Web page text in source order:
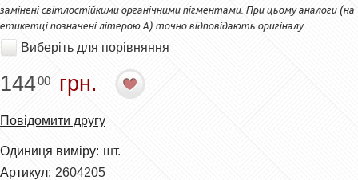
замінені світлостійкими органічними пігментами. При цьому аналоги (на
етикетці позначені літерою А) точно відповідають оригіналу.
Виберіть для порівняння
14400 грн.
Повідомити другу
Одиниця виміру: шт.
Артикул: 2604205